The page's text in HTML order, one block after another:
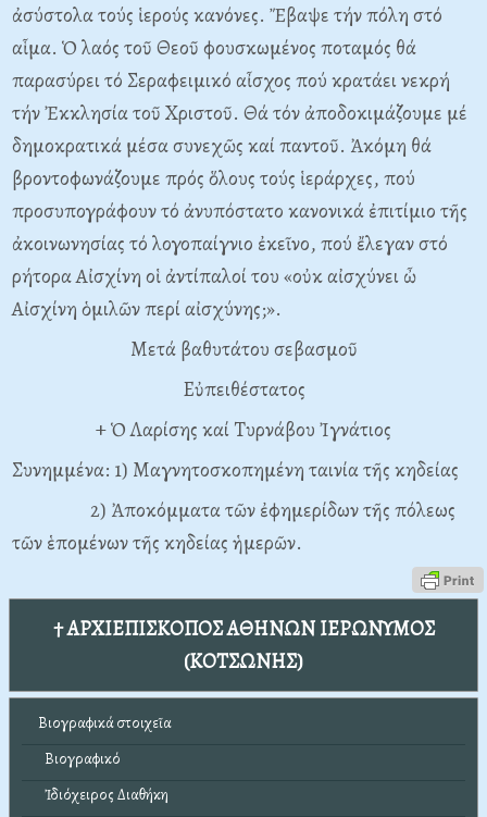
ἀσύστολα τούς ἱερούς κανόνες. Ἔβαψε τήν πόλη στό
αἷμα. Ὁ λαός τοῦ Θεοῦ φουσκωμένος ποταμός θά
παρασύρει τό Σεραφειμικό αἶσχος πού κρατάει νεκρή
τήν Ἐκκλησία τοῦ Xριστοῦ. Θά τόν ἀποδοκιμάζουμε μέ
δημοκρατικά μέσα συνεχῶς καί παντοῦ. Ἀκόμη θά
βροντοφωνάζουμε πρός ὅλους τούς ἱεράρχες, πού
προσυπογράφουν τό ἀνυπόστατο κανονικά ἐπιτίμιο τῆς
ἀκοινωνησίας τό λογοπαίγνιο ἐκεῖνο, πού ἔλεγαν στό
ρήτορα Aἰσχίνη οἱ ἀντίπαλοί του «οὐκ αἰσχύνει ὦ
Aἰσχίνη ὁμιλῶν περί αἰσχύνης;».
Mετά βαθυτάτου σεβασμοῦ
Eὐπειθέστατος
+ Ὁ Λαρίσης καί Tυρνάβου Ἰγνάτιος
Συνημμένα: 1) Mαγνητοσκοπημένη ταινία τῆς κηδείας
2) Ἀποκόμματα τῶν ἐφημερίδων τῆς πόλεως
τῶν ἑπομένων τῆς κηδείας ἡμερῶν.
† ΑΡΧΙΕΠΙΣΚΟΠΟΣ ΑΘΗΝΩΝ ΙΕΡΩΝΥΜΟΣ
(ΚΟΤΣΩΝΗΣ)
Βιογραφικά στοιχεῖα
Βιογραφικό
Ἰδιόχειρος Διαθήκη